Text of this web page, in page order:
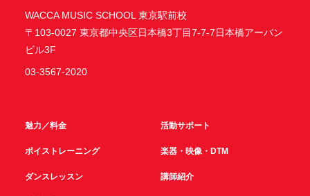
WACCA MUSIC SCHOOL 東京駅前校
〒103-0027 東京都中央区日本橋3丁目7-7-7日本橋アーバン
ビル3F
03-3567-2020
魅力／料金 活動サポート
ボイストレーニング 楽器・映像・DTM
ダンスレッスン 講師紹介